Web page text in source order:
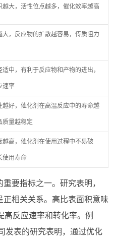
越大，活性位点越多，催化效率越高
大，反应物的扩散越容易，传质阻力
适中，有利于反应物和产物的进出，
速率
越好，催化剂在高温反应中的寿命越
质量越稳定
越高，催化剂在使用过程中不易破
使用寿命
要指标之一。研究表明，
相关关系。高比表面积意味
高反应速率和转化率。例
发表的研究表明，通过优化